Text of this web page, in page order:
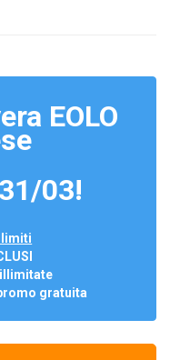
EOLO
03!
limiti
illimitate
gratuita